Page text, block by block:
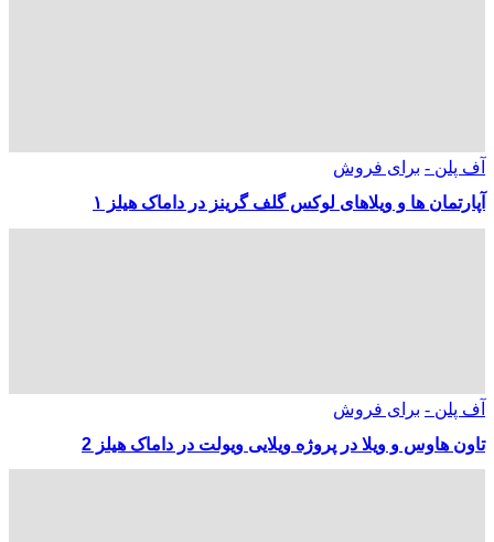
آف پلن - برای فروش
آپارتمان ها و ویلاهای لوکس گلف گرینز در داماک هیلز ۱
آف پلن - برای فروش
تاون هاوس و ویلا در پروژه ویلایی ویولت در داماک هیلز 2